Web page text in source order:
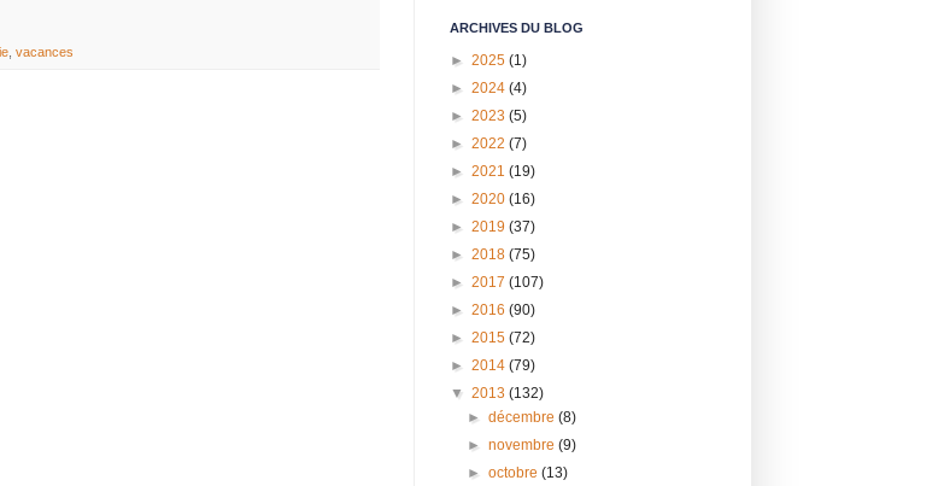
vacances
ARCHIVES DU BLOG
► 2025 (1)
► 2024 (4)
► 2023 (5)
► 2022 (7)
► 2021 (19)
► 2020 (16)
► 2019 (37)
► 2018 (75)
► 2017 (107)
► 2016 (90)
► 2015 (72)
► 2014 (79)
▼ 2013 (132)
►décembre(8)
►novembre(9)
►octobre(13)